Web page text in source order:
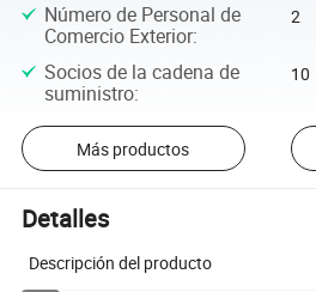
Número de Personal de
Comercio Exterior:
2
Socios de la cadena de
suministro:
10
Más productos
Detalles
Descripción del producto